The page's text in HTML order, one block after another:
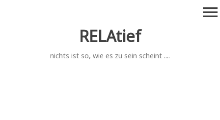
RELAtief
nichts ist so, wie es zu sein scheint ....
menu